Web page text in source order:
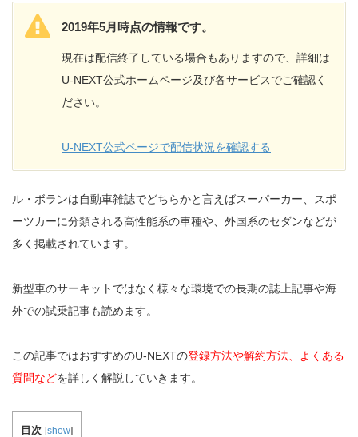
2019年5月時点の情報です。
現在は配信終了している場合もありますので、詳細は
U-NEXT公式ホームページ及び各サービスでご確認く
ださい。
U-NEXT公式ページで配信状況を確認する
ル・ボランは自動車雑誌でどちらかと言えばスーパーカー、スポ
ーツカーに分類される高性能系の車種や、外国系のセダンなどが
多く掲載されています。
新型車のサーキットではなく様々な環境での長期の誌上記事や海
外での試乗記事も読めます。
この記事ではおすすめのU-NEXTの登録方法や解約方法、よくある
質問などを詳しく解説していきます。
目次 [show]